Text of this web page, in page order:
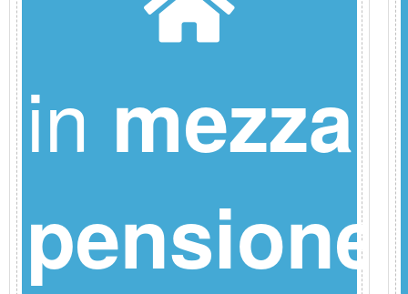
in mezza
pensione